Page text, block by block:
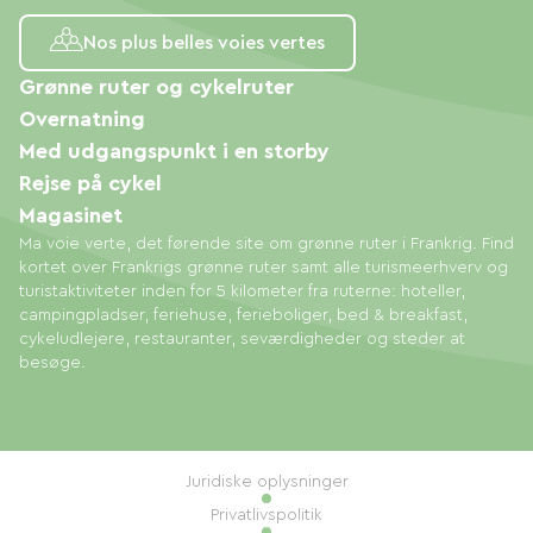
Nos plus belles voies vertes
Ma voie verte, det førende site om grønne ruter i Frankrig. Find
kortet over Frankrigs grønne ruter samt alle turismeerhverv og
turistaktiviteter inden for 5 kilometer fra ruterne: hoteller,
campingpladser, feriehuse, ferieboliger, bed & breakfast,
cykeludlejere, restauranter, seværdigheder og steder at
besøge.
Grønne ruter og cykelruter
Overnatning
Med udgangspunkt i en storby
Rejse på cykel
Magasinet
Juridiske oplysninger
Privatlivspolitik